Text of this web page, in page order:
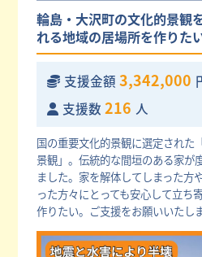
輪島・大沢町の文化的景観
れる地域の居場所を作りた
支援金額 3,342,000
支援数 216 人
国の重要文化的景観に選定された
景観」。伝統的な間垣のある家が
ました。家を解体してしまった方
った方々にとっても安心して立ち
作りたい。ご支援をお願いいたしま